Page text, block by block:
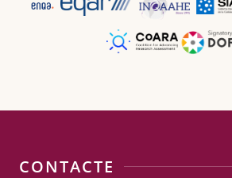
CONTACTE